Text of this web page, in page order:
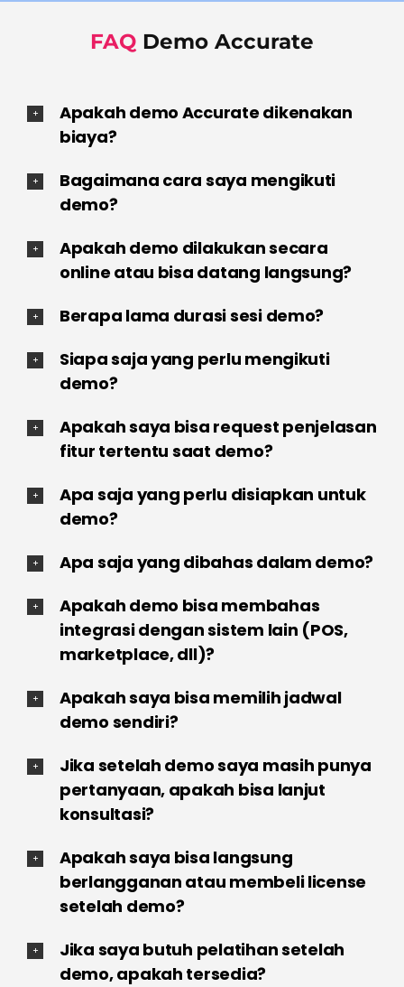
FAQ Demo Accurate
Apakah demo Accurate dikenakan
biaya?
Bagaimana cara saya mengikuti
demo?
Apakah demo dilakukan secara
online atau bisa datang langsung?
Berapa lama durasi sesi demo?
Siapa saja yang perlu mengikuti
demo?
Apakah saya bisa request penjelasan
fitur tertentu saat demo?
Apa saja yang perlu disiapkan untuk
demo?
Apa saja yang dibahas dalam demo?
Apakah demo bisa membahas
integrasi dengan sistem lain (POS,
marketplace, dll)?
Apakah saya bisa memilih jadwal
demo sendiri?
Jika setelah demo saya masih punya
pertanyaan, apakah bisa lanjut
konsultasi?
Apakah saya bisa langsung
berlangganan atau membeli license
setelah demo?
Jika saya butuh pelatihan setelah
demo, apakah tersedia?